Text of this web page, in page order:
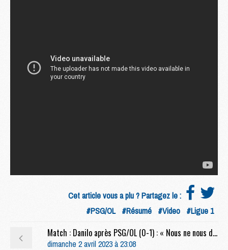
Cet article vous a plu ? Partagez le :
#PSG/OL #Résumé #Video #Ligue 1
Match : Danilo après PSG/OL (0-1) : « Nous ne nous donnons pas à 100% »
dimanche 2 avril 2023 à 23:08